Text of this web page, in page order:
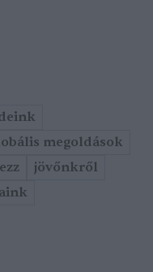
megoldások
jövőnkről